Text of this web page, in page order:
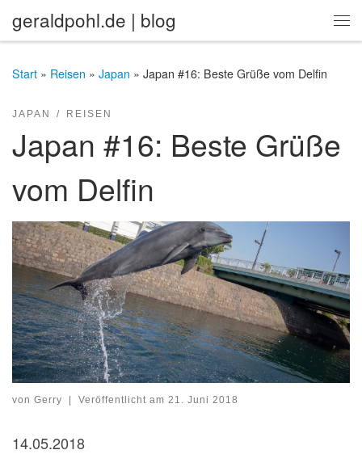
Zum Inhalt springen
geraldpohl.de | blog
Start » Reisen » Japan » Japan #16: Beste Grüße vom Delfin
JAPAN REISEN
Japan #16: Beste Grüße
vom Delfin
von Gerry Veröffentlicht am 21. Juni 2018
14.05.2018